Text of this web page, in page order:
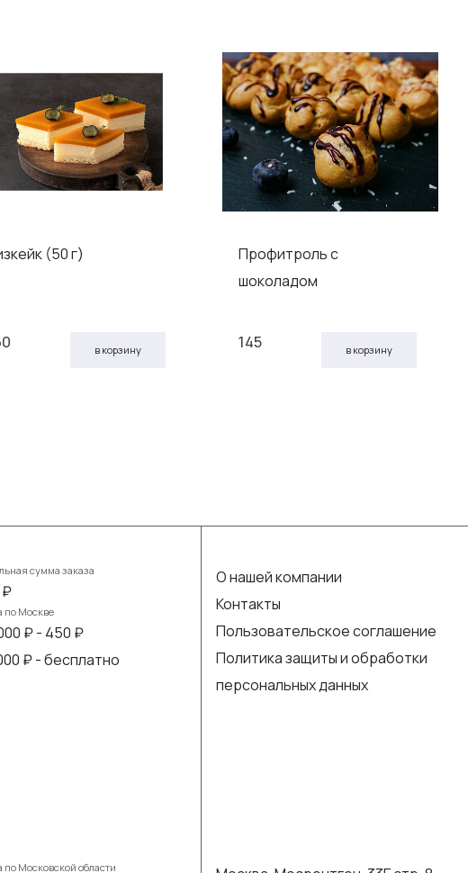
(50 г)
в корзину
Профитроль с
шоколадом
145 в корзину
сумма заказа
₽
по Москве
₽ - 450 ₽
₽ - бесплатно
О нашей компании
Контакты
Пользовательское соглашение
Политика защиты и обработки
персональных данных
по Московской области